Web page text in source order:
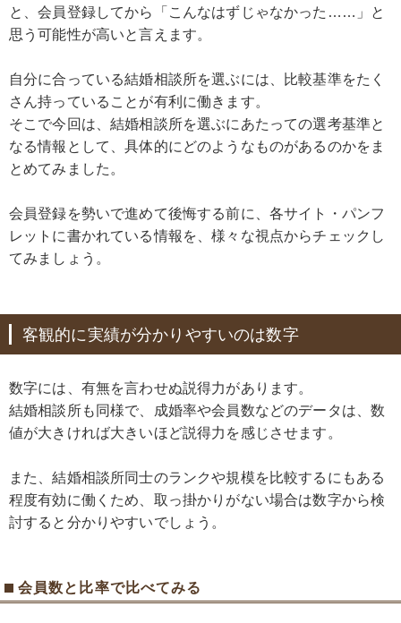
と、会員登録してから「こんなはずじゃなかった……」と
思う可能性が高いと言えます。
自分に合っている結婚相談所を選ぶには、比較基準をたく
さん持っていることが有利に働きます。
そこで今回は、結婚相談所を選ぶにあたっての選考基準と
なる情報として、具体的にどのようなものがあるのかをま
とめてみました。
会員登録を勢いで進めて後悔する前に、各サイト・パンフ
レットに書かれている情報を、様々な視点からチェックし
てみましょう。
客観的に実績が分かりやすいのは数字
数字には、有無を言わせぬ説得力があります。
結婚相談所も同様で、成婚率や会員数などのデータは、数
値が大きければ大きいほど説得力を感じさせます。
また、結婚相談所同士のランクや規模を比較するにもある
程度有効に働くため、取っ掛かりがない場合は数字から検
討すると分かりやすいでしょう。
会員数と比率で比べてみる